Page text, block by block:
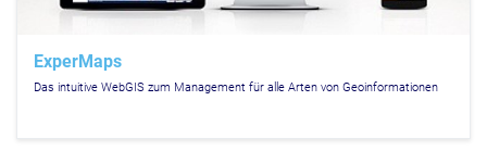
ExperMaps
Das intuitive WebGIS zum Management für alle Arten von Geoinformationen